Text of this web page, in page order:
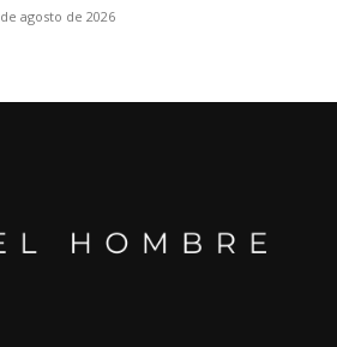
agosto de 2026